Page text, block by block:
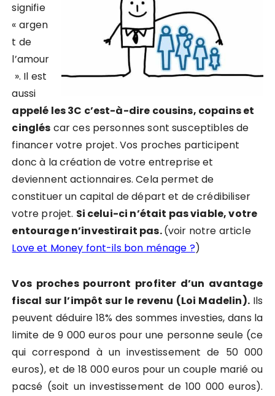
signifie
« argen
t de
l’amour
». Il est
aussi
appelé les 3C c’est-à-dire cousins, copains et
cinglés car ces personnes sont susceptibles de
financer votre projet. Vos proches participent
donc à la création de votre entreprise et
deviennent actionnaires. Cela permet de
constituer un capital de départ et de crédibiliser
votre projet. Si celui-ci n’était pas viable, votre
entourage n’investirait pas.(voir notre article
Love et Money font-ils bon ménage ?)
Vos proches pourront profiter d’un avantage
fiscal sur l’impôt sur le revenu (Loi Madelin).Ils
peuvent déduire 18% des sommes investies, dans la
limite de 9 000 euros pour une personne seule (ce
qui correspond à un investissement de 50 000
euros), et de 18 000 euros pour un couple marié ou
pacsé (soit un investissement de 100 000 euros).